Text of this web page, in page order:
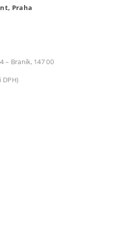
Praha
– Braník, 147 00
DPH)